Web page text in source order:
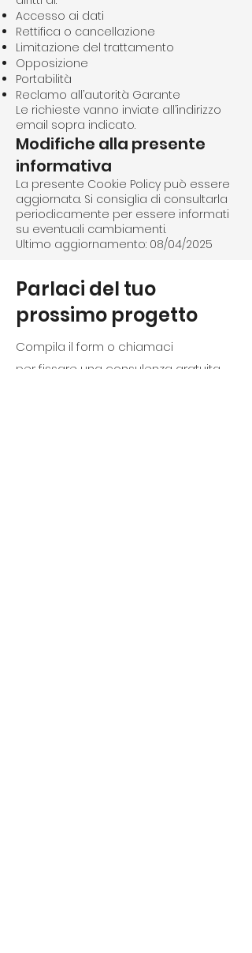
Accesso ai dati
Rettifica o cancellazione
Limitazione del trattamento
Opposizione
Portabilità
Reclamo all’autorità Garante
Le richieste vanno inviate all’indirizzo
email sopra indicato.
Modifiche alla presente
informativa
La presente Cookie Policy può essere
aggiornata. Si consiglia di consultarla
periodicamente per essere informati
su eventuali cambiamenti.
Ultimo aggiornamento: 08/04/2025
Parlaci del tuo
prossimo progetto
Compila il form o chiamaci
per fissare una consulenza gratuita.